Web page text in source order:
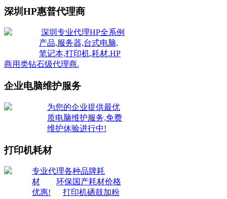
深圳HP惠普代理商
深圳专业代理HP全系例
产品,服务器,台式电脑,
笔记本,打印机,耗材.HP
商用类钻石级代理商.
企业电脑维护服务
为您的企业提供最优
质电脑维护服务,免费
维护休验进行中!
打印机耗材
专业代理各种品牌耗
材
环保国产耗材价格
优惠!
打印机硒鼓加粉